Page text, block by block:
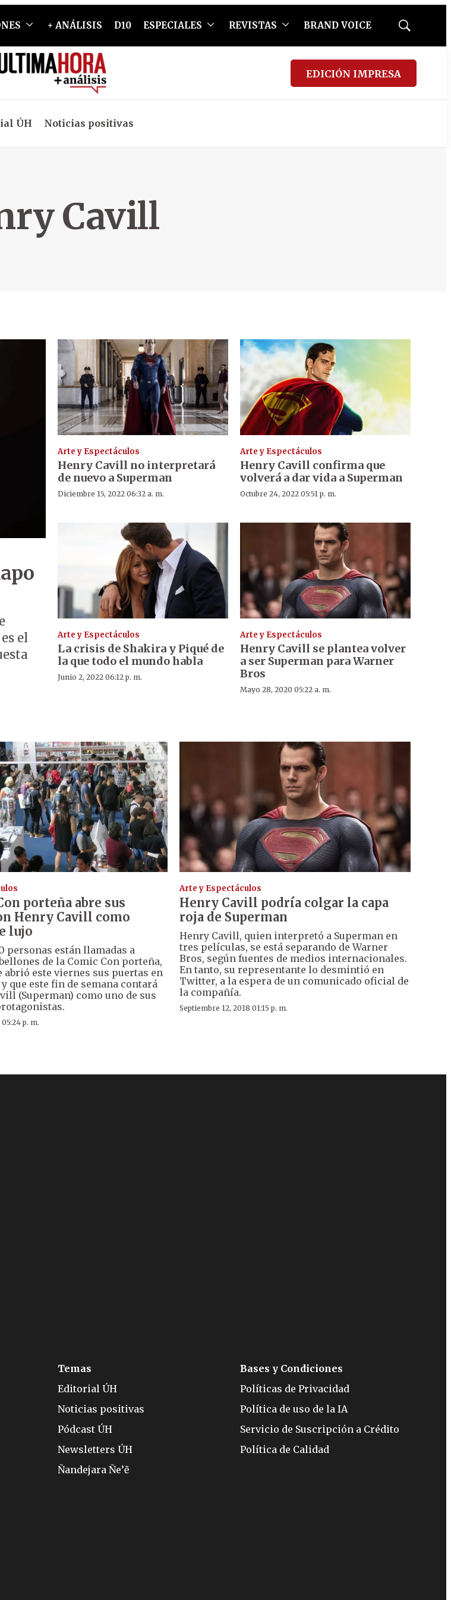
+ ANÁLISIS D10 ESPECIALES REVISTAS BRAND VOICE
Mostrar
EDICIÓN IMPRESA
ÚH Noticias positivas
Cavill
el
Arte y Espectáculos
Henry Cavill no interpretará
de nuevo a Superman
Diciembre 15, 2022 06:32 a. m.
Arte y Espectáculos
Henry Cavill confirma que
volverá a dar vida a Superman
Octubre 24, 2022 05:51 p. m.
Arte y Espectáculos
La crisis de Shakira y Piqué de
la que todo el mundo habla
Junio 2, 2022 06:12 p. m.
Arte y Espectáculos
Henry Cavill se plantea volver
a ser Superman para Warner
Bros
Mayo 28, 2020 05:22 a. m.
porteña abre sus
Henry Cavill como
lujo
personas están llamadas a
de la Comic Con porteña,
abrió este viernes sus puertas en
que este fin de semana contará
(Superman) como uno de sus
p. m.
Arte y Espectáculos
Henry Cavill podría colgar la capa
roja de Superman
Henry Cavill, quien interpretó a Superman en
tres películas, se está separando de Warner
Bros, según fuentes de medios internacionales.
En tanto, su representante lo desmintió en
Twitter, a la espera de un comunicado oficial de
la compañía.
Septiembre 12, 2018 01:15 p. m.
Temas
Editorial ÚH
Noticias positivas
Pódcast ÚH
Newsletters ÚH
Ñandejara Ñe’ẽ
Bases y Condiciones
Políticas de Privacidad
Política de uso de la IA
Servicio de Suscripción a Crédito
Política de Calidad